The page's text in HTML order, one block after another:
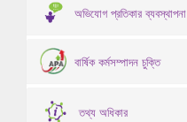
অভিযোগ প্রতিকার ব্যবস্থাপনা
বার্ষিক কর্মসম্পাদন চুক্তি
তথ্য অধিকার